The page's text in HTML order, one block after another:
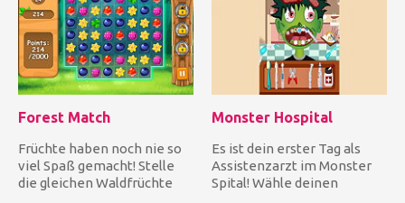
Forest Match
Früchte haben noch nie so
viel Spaß gemacht! Stelle
die gleichen Waldfrüchte
Monster Hospital
Es ist dein erster Tag als
Assistenzarzt im Monster
Spital! Wähle deinen